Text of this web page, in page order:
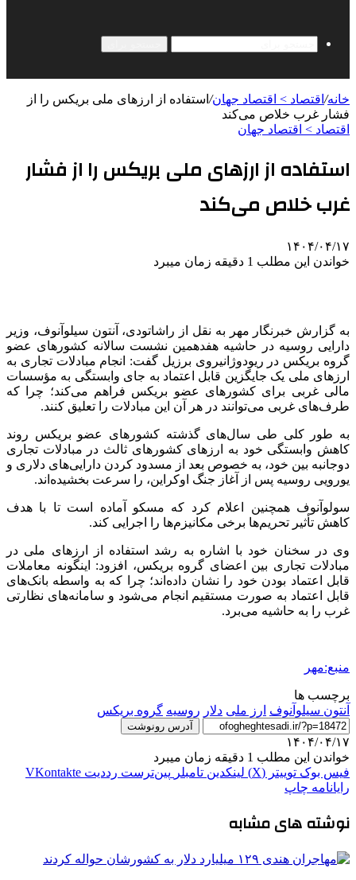
خانه/ اقتصاد > اقتصاد جهان/ استفاده از ارزهای ملی بریکس را از
فشار غرب خلاص می‌کند
اقتصاد > اقتصاد جهان
استفاده از ارزهای ملی بریکس را از فشار
غرب خلاص می‌کند
۱۴۰۴/۰۴/۱۷
خواندن این مطلب 1 دقیقه زمان میبرد
به گزارش خبرنگار مهر به نقل از راشاتودی، آنتون سیلوآنوف، وزیر
دارایی روسیه در حاشیه هفدهمین نشست سالانه کشورهای عضو
گروه بریکس در ریودوژانیروی برزیل گفت: انجام مبادلات تجاری به
ارزهای ملی یک جایگزین قابل اعتماد به جای وابستگی به مؤسسات
مالی غربی برای کشورهای عضو بریکس فراهم می‌کند؛ چرا که
طرف‌های غربی می‌توانند در هر آن این مبادلات را تعلیق کنند.
به طور کلی طی سال‌های گذشته کشورهای عضو بریکس روند
کاهش وابستگی خود به ارزهای کشورهای ثالث در مبادلات تجاری
دوجانبه بین خود، به خصوص بعد از مسدود کردن دارایی‌های دلاری و
یورویی روسیه پس از آغاز جنگ اوکراین، را سرعت بخشیده‌اند.
سولوآنوف همچنین اعلام کرد که مسکو آماده است تا با هدف
کاهش تأثیر تحریم‌ها برخی مکانیزم‌ها را اجرایی کند.
وی در سخنان خود با اشاره به رشد استفاده از ارزهای ملی در
مبادلات تجاری بین اعضای گروه بریکس، افزود: اینگونه معاملات
قابل اعتماد بودن خود را نشان داده‌اند؛ چرا که به واسطه بانک‌های
قابل اعتماد به صورت مستقیم انجام می‌شود و سامانه‌های نظارتی
غرب را به حاشیه می‌برد.
منبع:مهر
برچسب ها
آنتون سیلوآنوف ارز ملی دلار روسیه گروه بریکس
آدرس رونوشت
۱۴۰۴/۰۴/۱۷
خواندن این مطلب 1 دقیقه زمان میبرد
فیس بوک توییتر (X) لینکدین ‫تامبلر ‫پین‌ترست ‫رددیت ‫VKontakte
رایانامه چاپ
نوشته های مشابه